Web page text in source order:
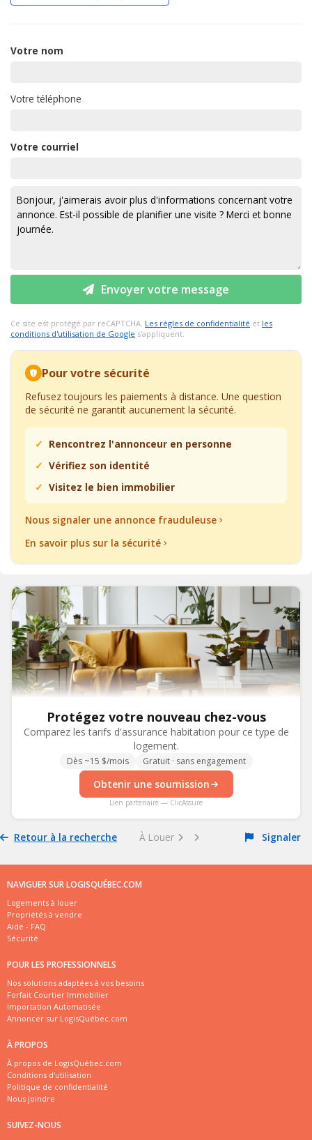
Votre nom
Votre téléphone
Votre courriel
Envoyer votre message
Ce site est protégé par reCAPTCHA. Les règles de confidentialité et les
conditions d'utilisation de Google s'appliquent.
Pour votre sécurité
Refusez toujours les paiements à distance. Une question
de sécurité ne garantit aucunement la sécurité.
Rencontrez l'annonceur en personne
Vérifiez son identité
Visitez le bien immobilier
Nous signaler une annonce frauduleuse
En savoir plus sur la sécurité
Protégez votre nouveau chez-vous
Comparez les tarifs d'assurance habitation pour ce type de
logement.
Dès ~15 $/mois Gratuit · sans engagement
Obtenir une soumission
Lien partenaire — ClicAssure
Retour à la recherche À Louer Signaler
NAVIGUER SUR LOGISQUÉBEC.COM
Logements à louer
Propriétés à vendre
Aide - FAQ
Sécurité
POUR LES PROFESSIONNELS
Nos solutions adaptées à vos besoins
Forfait Courtier Immobilier
Importation Automatisée
Annoncer sur LogisQuébec.com
À PROPOS
À propos de LogisQuébec.com
Conditions d'utilisation
Politique de confidentialité
Nous joindre
SUIVEZ-NOUS